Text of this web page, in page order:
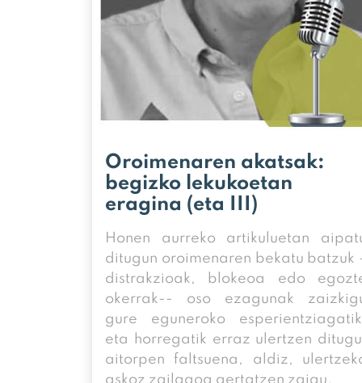
Oroimenaren akatsak:
begizko lekukoetan
eragina (eta III)
Honen aurreko artikuluetan
ditugun oroimenaren bekatu batzuk
distrakzioak, blokeoa edo
okerrak-- oso ezagunak
gure eguneroko
eta horregatik erraz ulertzen
aitorpen faltsuena, aldiz,
askoz zailagoa gertatzen zaigu.